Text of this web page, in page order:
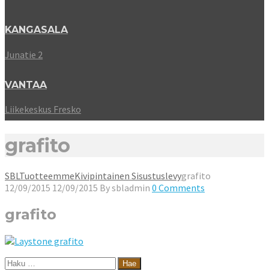
KANGASALA
Junatie 2
VANTAA
Liikekeskus Fresko
grafito
SBLTuotteemmeKivipintainen Sisustuslevygrafito
12/09/2015 12/09/2015 Bysbladmin 0 Comments
grafito
Haku: